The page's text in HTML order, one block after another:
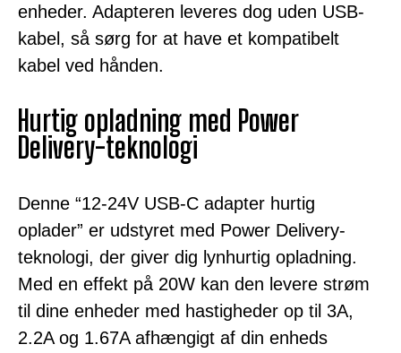
enheder. Adapteren leveres dog uden USB-
kabel, så sørg for at have et kompatibelt
kabel ved hånden.
Hurtig opladning med Power
Delivery-teknologi
Denne “12-24V USB-C adapter hurtig
oplader” er udstyret med Power Delivery-
teknologi, der giver dig lynhurtig opladning.
Med en effekt på 20W kan den levere strøm
til dine enheder med hastigheder op til 3A,
2.2A og 1.67A afhængigt af din enheds